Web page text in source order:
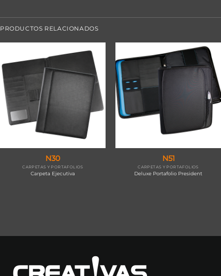
PRODUCTOS RELACIONADOS
N30
CARPETAS Y PORTAFOLIOS
Carpeta Ejecutiva
N51
CARPETAS Y PORTAFOLIOS
Deluxe Portafolio President